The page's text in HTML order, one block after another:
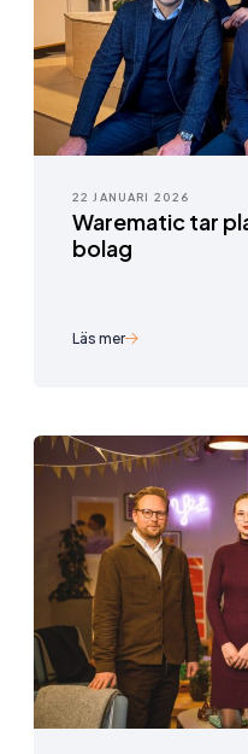
22 JANUARI 2026
Warematic tar
bolag
Läs mer